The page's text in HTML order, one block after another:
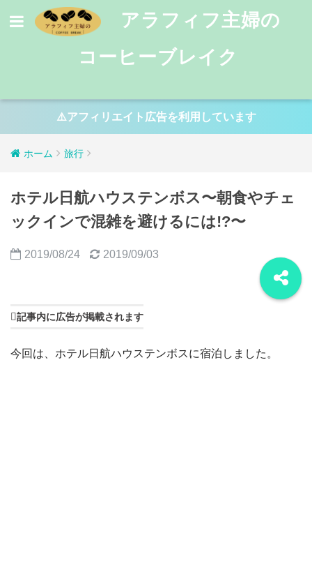
アラフィフ主婦の
コーヒーブレイク
⚠️アフィリエイト広告を利用しています
ホーム 旅行
ホテル日航ハウステンボス〜朝食やチェ
ックインで混雑を避けるには!?〜
2019/08/24 2019/09/03
記事内に広告が掲載されます
今回は、ホテル日航ハウステンボスに宿泊しました。